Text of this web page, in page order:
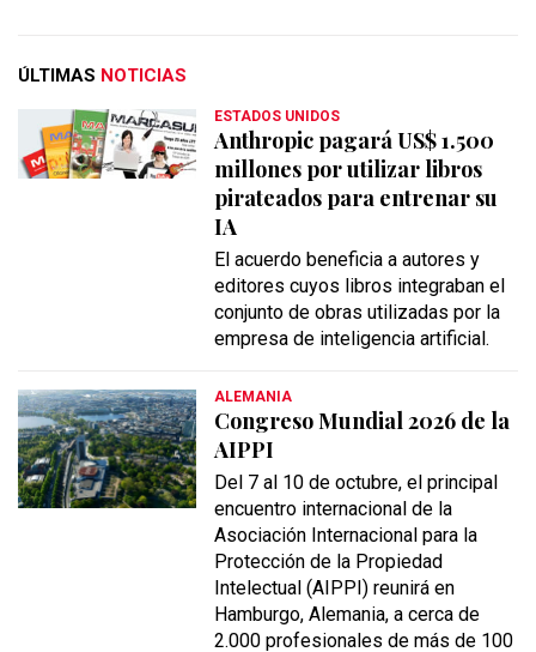
ÚLTIMAS NOTICIAS
ESTADOS UNIDOS
Anthropic pagará US$ 1.500
millones por utilizar libros
pirateados para entrenar su
IA
El acuerdo beneficia a autores y
editores cuyos libros integraban el
conjunto de obras utilizadas por la
empresa de inteligencia artificial.
ALEMANIA
Congreso Mundial 2026 de la
AIPPI
Del 7 al 10 de octubre, el principal
encuentro internacional de la
Asociación Internacional para la
Protección de la Propiedad
Intelectual (AIPPI) reunirá en
Hamburgo, Alemania, a cerca de
2.000 profesionales de más de 100